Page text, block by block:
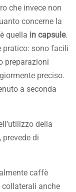
che invece non
concerne la
quella in capsule.
pratico: sono facili
preparazioni
preciso.
a seconda
della
di
caffè
anche